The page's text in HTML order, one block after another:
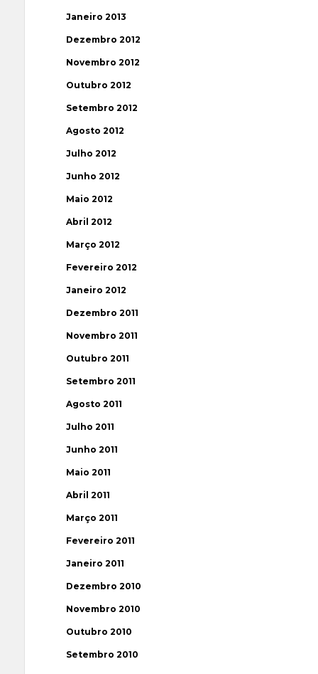
Janeiro 2013
Dezembro 2012
Novembro 2012
Outubro 2012
Setembro 2012
Agosto 2012
Julho 2012
Junho 2012
Maio 2012
Abril 2012
Março 2012
Fevereiro 2012
Janeiro 2012
Dezembro 2011
Novembro 2011
Outubro 2011
Setembro 2011
Agosto 2011
Julho 2011
Junho 2011
Maio 2011
Abril 2011
Março 2011
Fevereiro 2011
Janeiro 2011
Dezembro 2010
Novembro 2010
Outubro 2010
Setembro 2010